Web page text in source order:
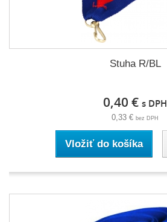
Stuha R/BL
0,40 € s DPH
0,33 € bez DPH
Vložiť do košíka